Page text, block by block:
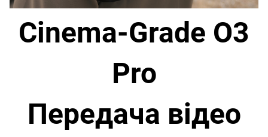
Cinema-Grade O3
Pro
Передача відео